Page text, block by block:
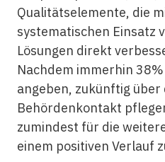
Qualitätselemente, die
systematischen Einsatz
Lösungen direkt
Nachdem immerhin
angeben, zukünftig
Behördenkontakt
zumindest für die
einem positiven Verlauf